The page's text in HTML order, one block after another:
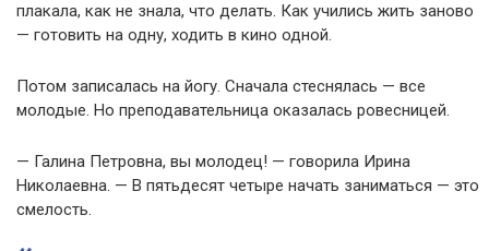
плакала, как не знала, что делать. Как учились жить заново
— готовить на одну, ходить в кино одной.
Потом записалась на йогу. Сначала стеснялась — все
молодые. Но преподавательница оказалась ровесницей.
— Галина Петровна, вы молодец! — говорила Ирина
Николаевна. — В пятьдесят четыре начать заниматься — это
смелость.